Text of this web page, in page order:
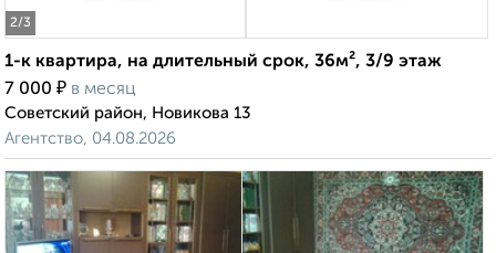
2/3
1-к квартира, на длительный срок, 36м², 3/9 этаж
7 000 ₽ в месяц
Советский район, Новикова 13
Агентство, 04.08.2026